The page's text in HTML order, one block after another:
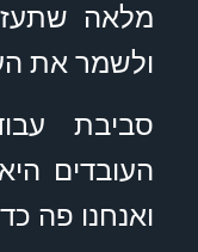
מלאה
ולשמר את
סביבת
העובדים
ואנחנו פה